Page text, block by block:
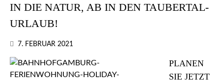
IN DIE NATUR, AB IN DEN TAUBERTAL-
URLAUB!
7. FEBRUAR 2021
PLANEN
SIE JETZT